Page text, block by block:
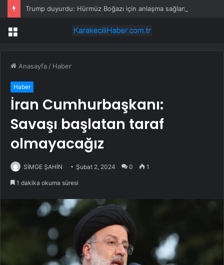
Trump duyurdu: Hürmüz Boğazı için anlaşma sağlandı
Menü
Anasayfa / Haber
Haber
İran Cumhurbaşkanı:
Savaşı başlatan taraf
olmayacağız
SİMGE ŞAHİN Şubat 2, 2024 0 1
1 dakika okuma süresi